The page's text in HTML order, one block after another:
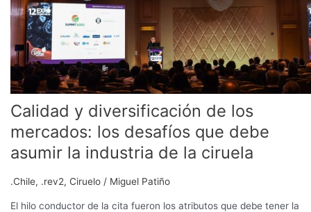
Calidad y diversificación de los
mercados: los desafíos que debe
asumir la industria de la ciruela
.Chile, .rev2, Ciruelo / Miguel Patiño
El hilo conductor de la cita fueron los atributos que debe tener la
que
debe
asumir
la
industria
de
la